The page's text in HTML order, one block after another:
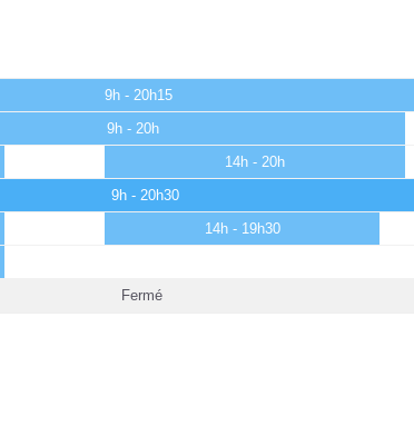
9h - 20h15
9h - 20h
14h - 20h
9h - 20h30
14h - 19h30
Fermé